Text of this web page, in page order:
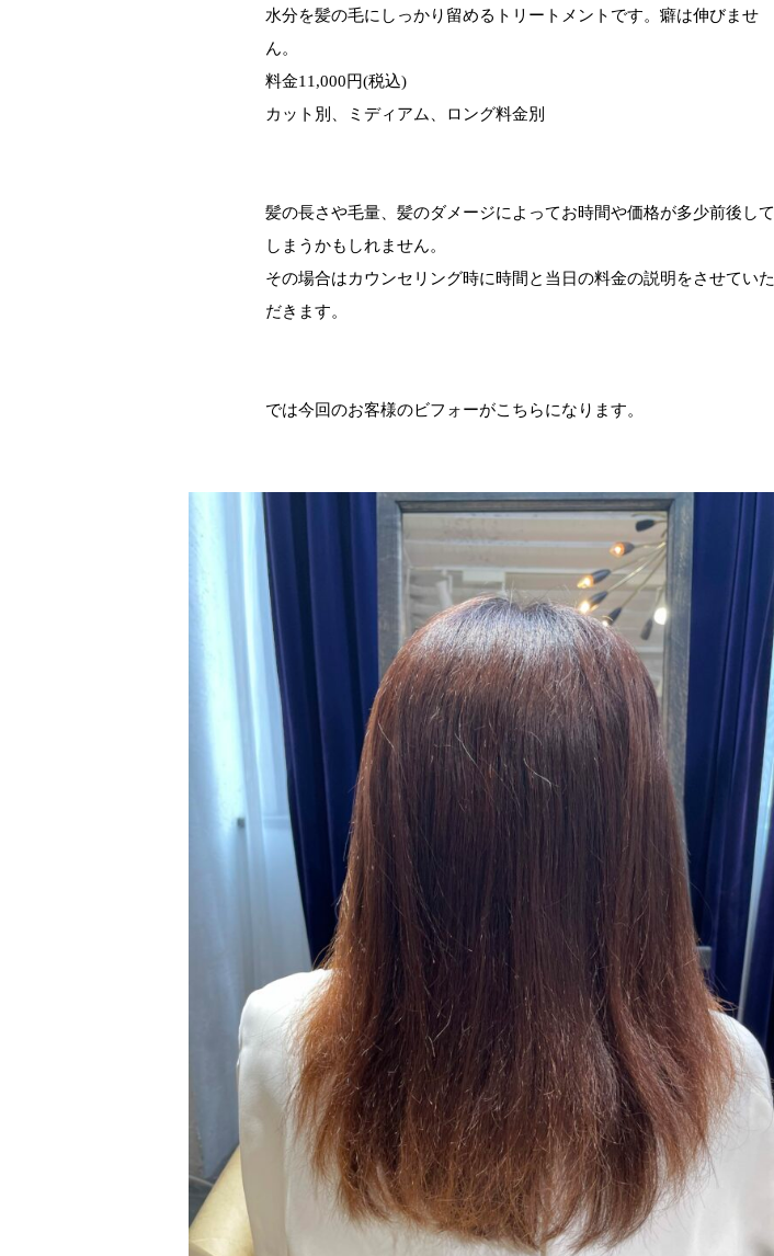
水分を髪の毛にしっかり留めるトリートメントです。癖は伸びませ
ん。
料金11,000円(税込)
カット別、ミディアム、ロング料金別
髪の長さや毛量、髪のダメージによってお時間や価格が多少前後して
しまうかもしれません。
その場合はカウンセリング時に時間と当日の料金の説明をさせていた
だきます。
では今回のお客様のビフォーがこちらになります。